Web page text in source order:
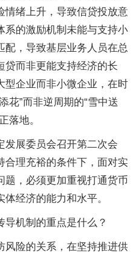
情绪上升，导致信贷投放意
系的激励机制未能与支持小
配，导致基层业务人员在总
贷而非更能支持经济的长
型企业而非小微企业，在时
花”而非逆周期的“雪中送
落地。
发展委员会召开第二次会
合理充裕的条件下，面对实
题，必须更加重视打通货币
经济的能力和水平。
导机制的重点是什么？
风险的关系，在坚持推进供